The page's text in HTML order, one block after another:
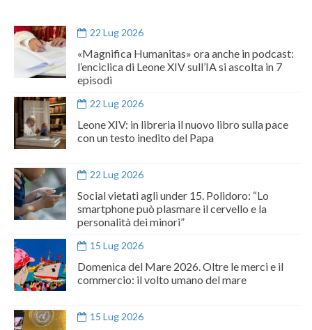
22 Lug 2026
«Magnifica Humanitas» ora anche in podcast:
l’enciclica di Leone XIV sull’IA si ascolta in 7
episodi
22 Lug 2026
Leone XIV: in libreria il nuovo libro sulla pace
con un testo inedito del Papa
22 Lug 2026
Social vietati agli under 15. Polidoro: “Lo
smartphone può plasmare il cervello e la
personalità dei minori”
15 Lug 2026
Domenica del Mare 2026. Oltre le merci e il
commercio: il volto umano del mare
15 Lug 2026